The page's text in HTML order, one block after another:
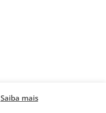
Saiba mais